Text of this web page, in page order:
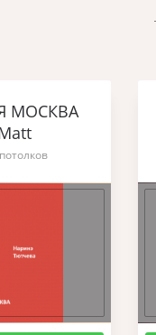
МОСКВА